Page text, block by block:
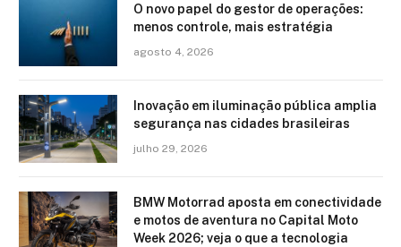
O novo papel do gestor de operações:
menos controle, mais estratégia
agosto 4, 2026
Inovação em iluminação pública amplia
segurança nas cidades brasileiras
julho 29, 2026
BMW Motorrad aposta em conectividade
e motos de aventura no Capital Moto
Week 2026; veja o que a tecnologia